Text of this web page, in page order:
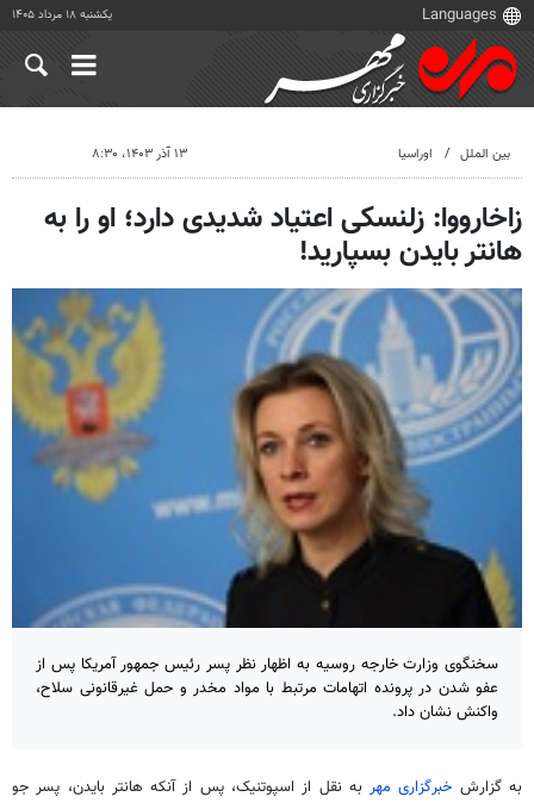
یکشنبه ۱۸ مرداد ۱۴۰۵
بین الملل اوراسیا ۱۳ آذر ۱۴۰۳، ۸:۳۰
زاخارووا: زلنسکی اعتیاد شدیدی دارد؛ او را به
هانتر بایدن بسپارید!
سخنگوی وزارت خارجه روسیه به اظهار نظر پسر رئیس جمهور آمریکا پس از
عفو شدن در پرونده اتهامات مرتبط با مواد مخدر و حمل غیرقانونی سلاح،
واکنش نشان داد.
به گزارش خبرگزاری مهربه نقل از اسپوتنیک، پس از آنکه هانتر بایدن، پسر جو